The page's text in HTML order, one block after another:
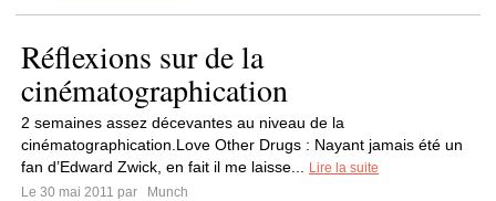
Réflexions sur de la
cinématographication
2 semaines assez décevantes au niveau de la
cinématographication.Love Other Drugs : Nayant jamais été un
fan d’Edward Zwick, en fait il me laisse...
Lire la suite
Le 30 mai 2011 par
Munch